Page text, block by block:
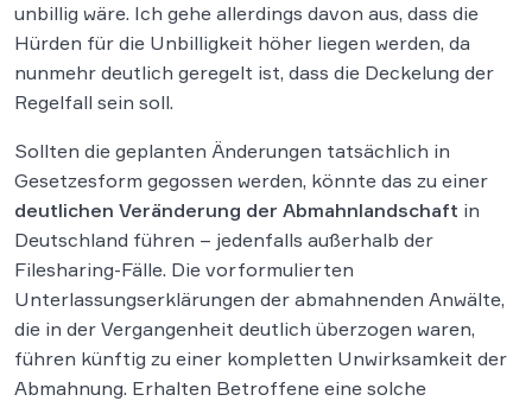
unbillig wäre. Ich gehe allerdings davon aus, dass die
Hürden für die Unbilligkeit höher liegen werden, da
nunmehr deutlich geregelt ist, dass die Deckelung der
Regelfall sein soll.
Sollten die geplanten Änderungen tatsächlich in
Gesetzesform gegossen werden, könnte das zu einer
deutlichen Veränderung der Abmahnlandschaft in
Deutschland führen – jedenfalls außerhalb der
Filesharing-Fälle. Die vorformulierten
Unterlassungserklärungen der abmahnenden Anwälte,
die in der Vergangenheit deutlich überzogen waren,
führen künftig zu einer kompletten Unwirksamkeit der
Abmahnung. Erhalten Betroffene eine solche